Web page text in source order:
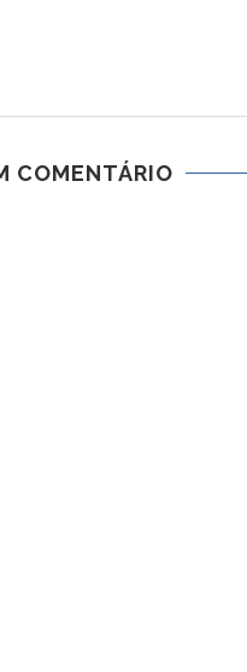
COMENTÁRIO